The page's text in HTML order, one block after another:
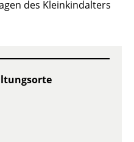
des Kleinkindalters